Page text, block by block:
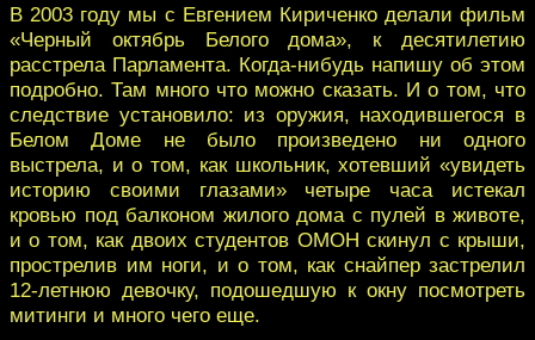
В 2003 году мы с Евгением Кириченко делали фильм
«Черный октябрь Белого дома», к десятилетию
расстрела Парламента. Когда-нибудь напишу об этом
подробно. Там много что можно сказать. И о том, что
следствие установило: из оружия, находившегося в
Белом Доме не было произведено ни одного
выстрела, и о том, как школьник, хотевший «увидеть
историю своими глазами» четыре часа истекал
кровью под балконом жилого дома с пулей в животе,
и о том, как двоих студентов ОМОН скинул с крыши,
прострелив им ноги, и о том, как снайпер застрелил
12-летнюю девочку, подошедшую к окну посмотреть
митинги и много чего еще.